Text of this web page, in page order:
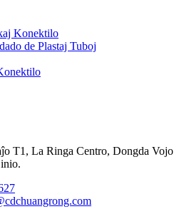
Konektilo
de Plastaj Tuboj
T1, La Ringa Centro, Dongda Vojo